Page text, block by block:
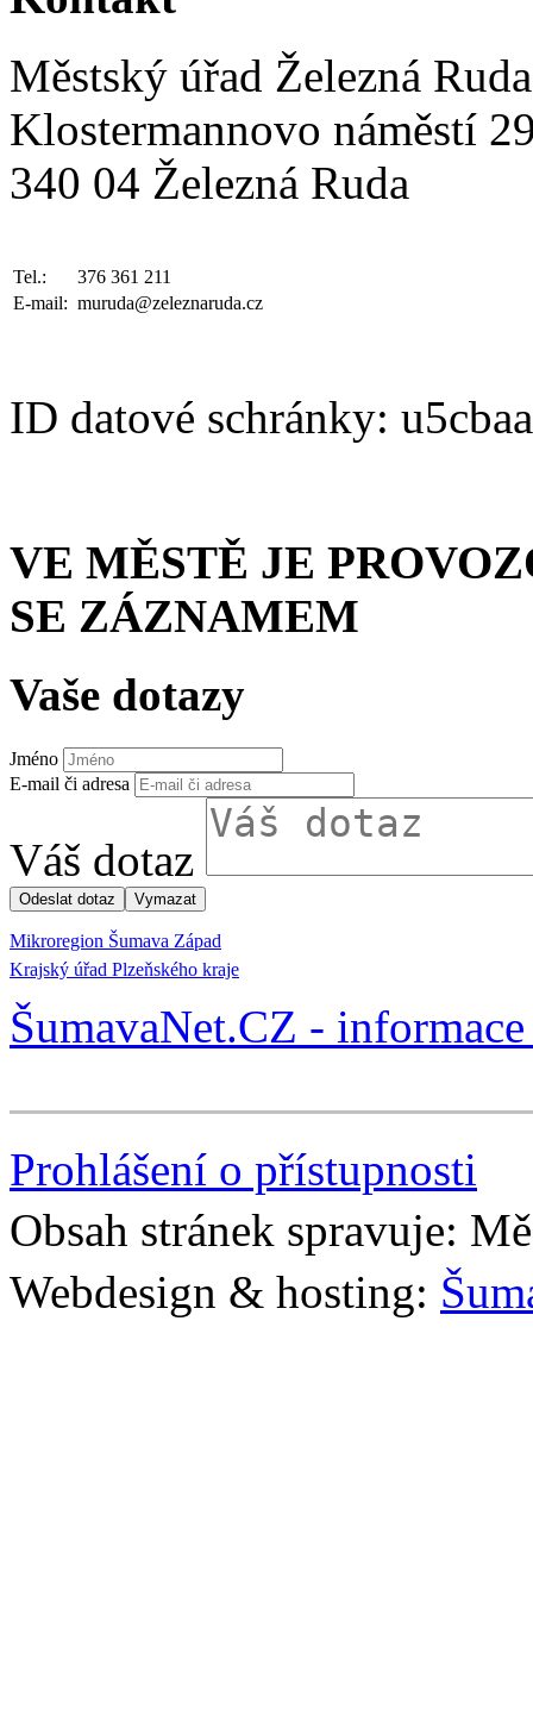
Městský úřad Železná Ruda
Klostermannovo náměstí
340 04 Železná Ruda
Tel.:
376 361 211
E-mail: muruda@zeleznaruda.cz
ID datové schránky:
VE MĚSTĚ JE
SE ZÁZNAMEM
Vaše dotazy
Jméno
E-mail či adresa
Váš dotaz
Mikroregion Šumava Západ
Krajský úřad Plzeňského kraje
ŠumavaNet.CZ -
Prohlášení o přístupnosti
Obsah stránek spravuje:
Webdesign & hosting: